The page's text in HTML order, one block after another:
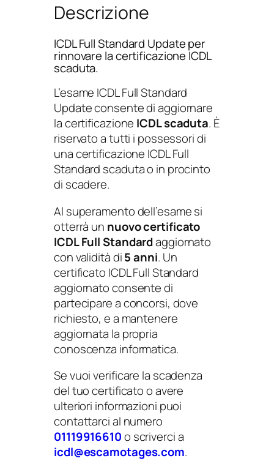
n
d
a
r
d
U
p
d
a
t
e
q
u
a
n
t
i
t
à
Descrizione
ICDL Full Standard Update per
rinnovare la certificazione ICDL
scaduta.
L’esame ICDL Full Standard
Update consente di aggiornare
la certificazione ICDL scaduta. È
riservato a tutti i possessori di
una certificazione ICDL Full
Standard scaduta o in procinto
di scadere.
Al superamento dell’esame si
otterrà un nuovo certificato
ICDL Full Standardaggiornato
con validità di5 anni. Un
certificato ICDL Full Standard
aggiornato consente di
partecipare a concorsi, dove
richiesto, e a mantenere
aggiornata la propria
conoscenza informatica.
Se vuoi verificare la scadenza
del tuo certificato o avere
ulteriori informazioni puoi
contattarci al numero
01119916610o scriverci a
icdl@escamotages.com.